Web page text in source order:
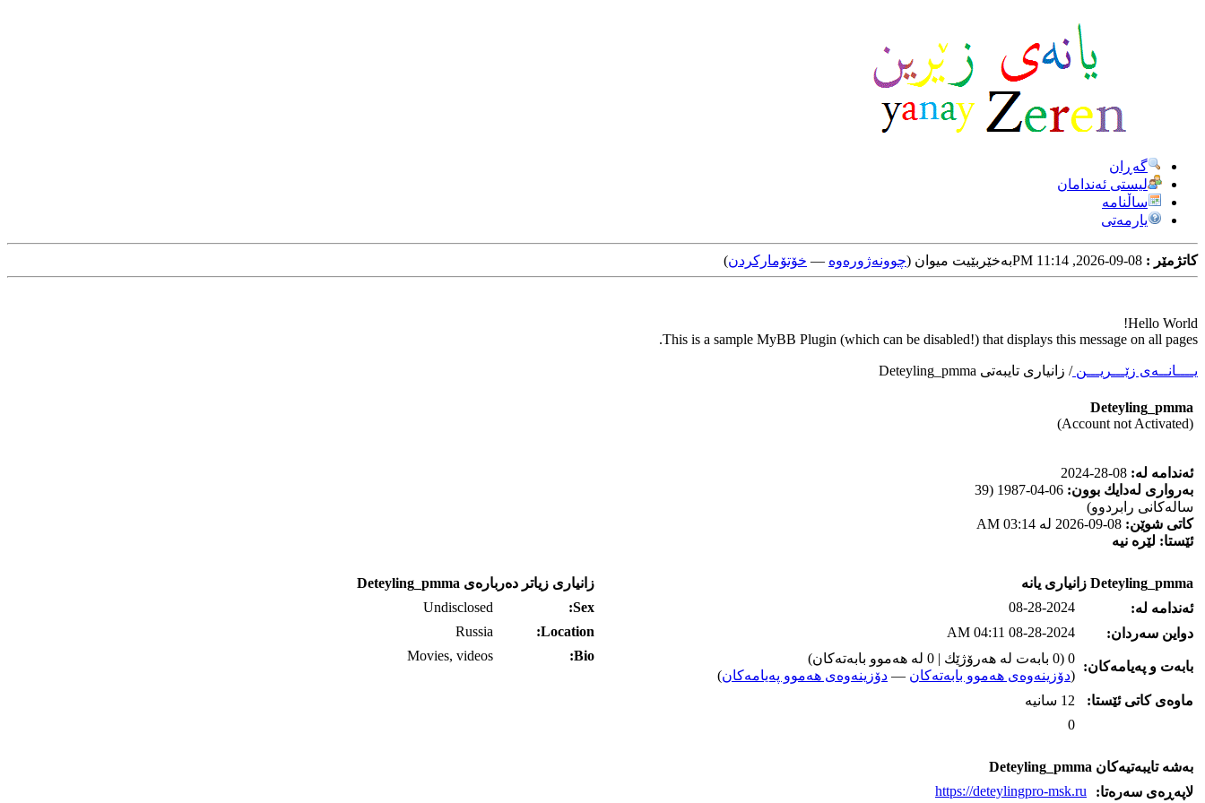
گه‌ڕان
لیستی ئه‌ندامان
ساڵنامه
یارمه‌تی
کاتژمێر : به‌خێربێیت میوان (چوونه‌ژوره‌وه‌ — خۆتۆمارکردن)
Hello World!
This is a sample MyBB Plugin (which can be disabled!) that displays this message on all pages.
یــــانــه‌ی زێـــریـــن/ زانیاری تایبه‌تی Deteyling_pmma
Deteyling_pmma
(Account not Activated)
ئه‌ندامه‌ له‌:
به‌رواری له‌دایك بوون:
06-04-1987 (39
ساله‌كانی رابردوو)
كاتی شوێن:
ئێستا: لێره‌ نیه‌
Deteyling_pmma زانیاری یانه‌
ئه‌ندامه‌ له‌:
08-28-2024
دواین سه‌ردان:
08-28-2024 04:11 AM
بابه‌ت و په‌یامه‌کان:
0 (0 بابه‌ت له‌ هه‌رۆژێك | 0 له‌ هه‌موو بابه‌ته‌كان)
(دۆزینه‌وه‌ی هه‌موو بابه‌ته‌کان — دۆزینه‌وه‌ی هه‌موو په‌یامه‌کان)
ماوه‌ی كاتی ئێستا:
12 سانیه‌
0
به‌شه‌ تایبه‌تیه‌کان Deteyling_pmma
لاپه‌ڕه‌ی سه‌ره‌تا:
https://deteylingpro-msk.ru
زانیاری زیاتر ده‌رباره‌ی Deteyling_pmma
Sex:
Undisclosed
Location:
Russia
Bio:
Movies, videos